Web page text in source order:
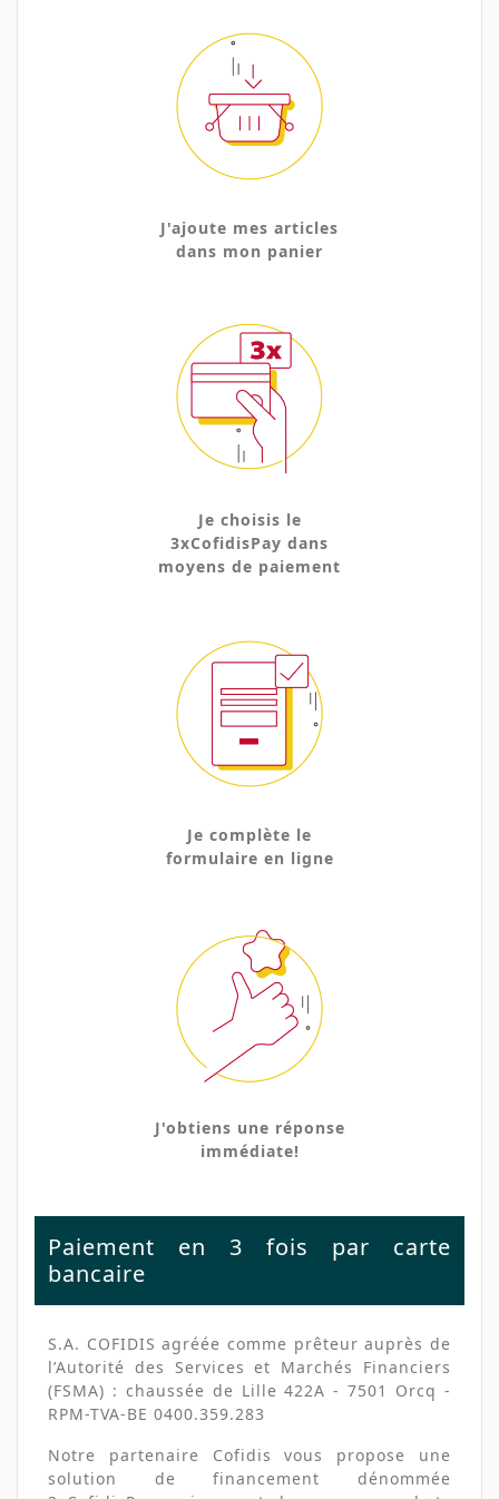
J'ajoute mes articles
dans mon panier
Je choisis le
3xCofidisPay dans
moyens de paiement
Je complète le
formulaire en ligne
J'obtiens une réponse
immédiate!
Paiement en 3 fois par carte
bancaire
S.A. COFIDIS agréée comme prêteur auprès de
l’Autorité des Services et Marchés Financiers
(FSMA) : chaussée de Lille 422A - 7501 Orcq -
RPM-TVA-BE 0400.359.283
Notre partenaire Cofidis vous propose une
solution de financement dénommée